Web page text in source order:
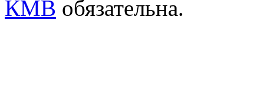
КМВ обязательна.